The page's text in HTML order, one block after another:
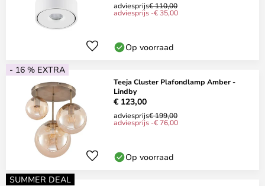
adviesprijs€ 110,00
adviesprijs -€ 35,00
Op voorraad
- 16 % EXTRA
Teeja Cluster Plafondlamp Amber -
Lindby
€ 123,00
adviesprijs€ 199,00
adviesprijs -€ 76,00
Op voorraad
SUMMER DEAL